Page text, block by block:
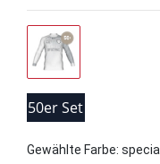
50er Set
Gewählte Farbe: special